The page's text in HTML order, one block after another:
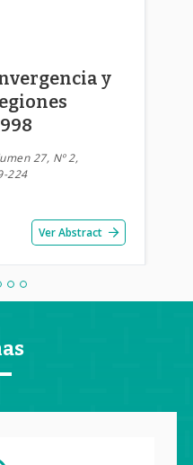
y
27, Nº 2,
224
Ver Abstract